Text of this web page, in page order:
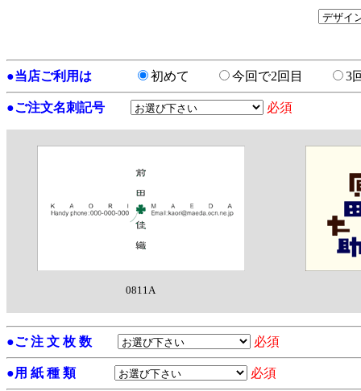
●当店ご利用は 初めて 今回で2回目 3
●ご注文名刺記号 必須
0811A
●ご 注 文 枚 数 必須
●用 紙 種 類 必須